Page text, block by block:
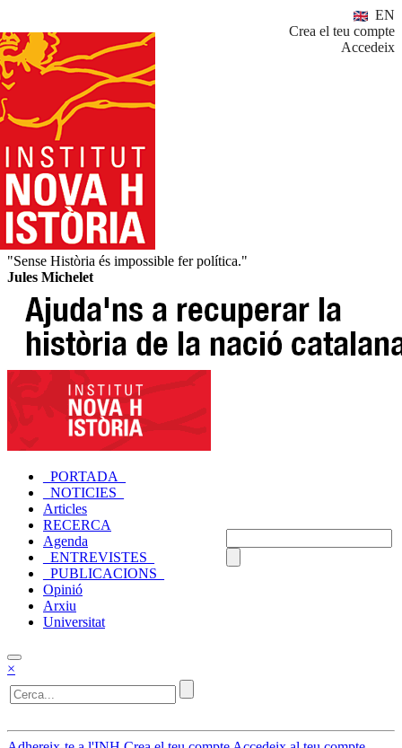
EN
Crea el teu compte
Accedeix
"Sense Història és impossible fer política."
Jules Michelet
_PORTADA_
_NOTICIES_
Articles
RECERCA
Agenda
_ENTREVISTES_
_PUBLICACIONS_
Opinió
Arxiu
Universitat
×